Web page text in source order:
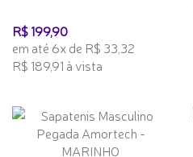
R$ 199,90
em até 6x de R$ 33,32
R$ 189,91 à vista